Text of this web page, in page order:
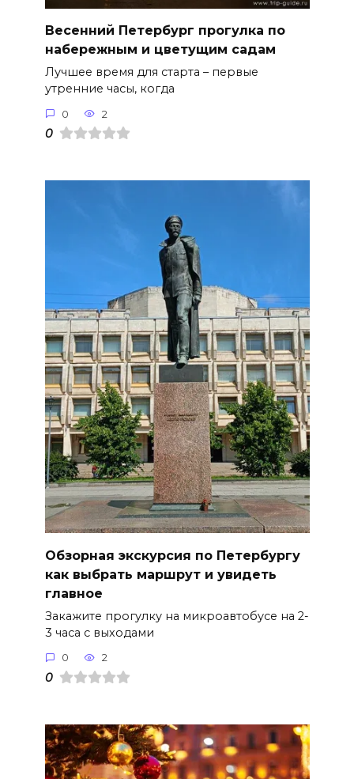
Весенний Петербург прогулка по
набережным и цветущим садам
Лучшее время для старта – первые
утренние часы, когда
0 2
0
Обзорная экскурсия по Петербургу
как выбрать маршрут и увидеть
главное
Закажите прогулку на микроавтобусе на 2-
3 часа с выходами
0 2
0